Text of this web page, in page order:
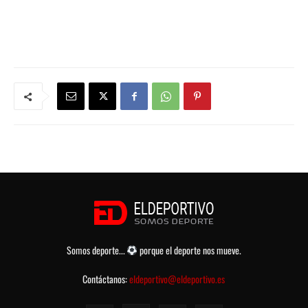
Somos deporte...
porque el deporte nos mueve.
Contáctanos:eldeportivo@eldeportivo.es